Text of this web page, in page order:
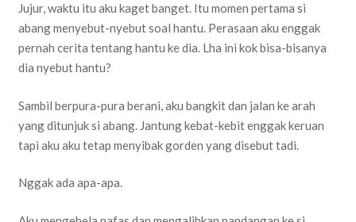
Jujur, waktu itu aku kaget banget. Itu momen pertama si
abang menyebut-nyebut soal hantu. Perasaan aku enggak
pernah cerita tentang hantu ke dia. Lha ini kok bisa-bisanya
dia nyebut hantu?
Sambil berpura-pura berani, aku bangkit dan jalan ke arah
yang ditunjuk si abang. Jantung kebat-kebit enggak keruan
tapi aku aku tetap menyibak gorden yang disebut tadi.
Nggak ada apa-apa.